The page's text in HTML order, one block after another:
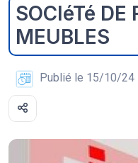
SOCIéTé DE
MEUBLES
Publié le 15/10/24